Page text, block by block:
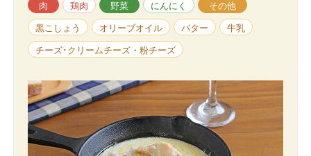
肉 鶏肉 野菜 にんにく その他
黒こしょう オリーブオイル バター 牛乳
チーズ･クリームチーズ・粉チーズ